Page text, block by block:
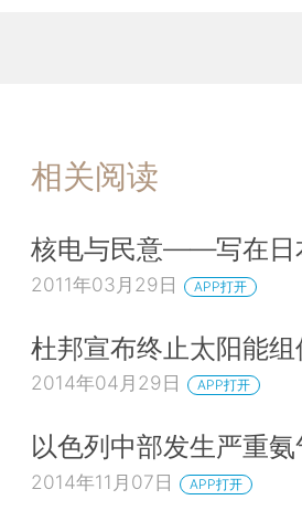
相关阅读
核电与民意——写在日
2011年03月29日 APP打开
杜邦宣布终止太阳能
2014年04月29日 APP打开
以色列中部发生严重
2014年11月07日 APP打开